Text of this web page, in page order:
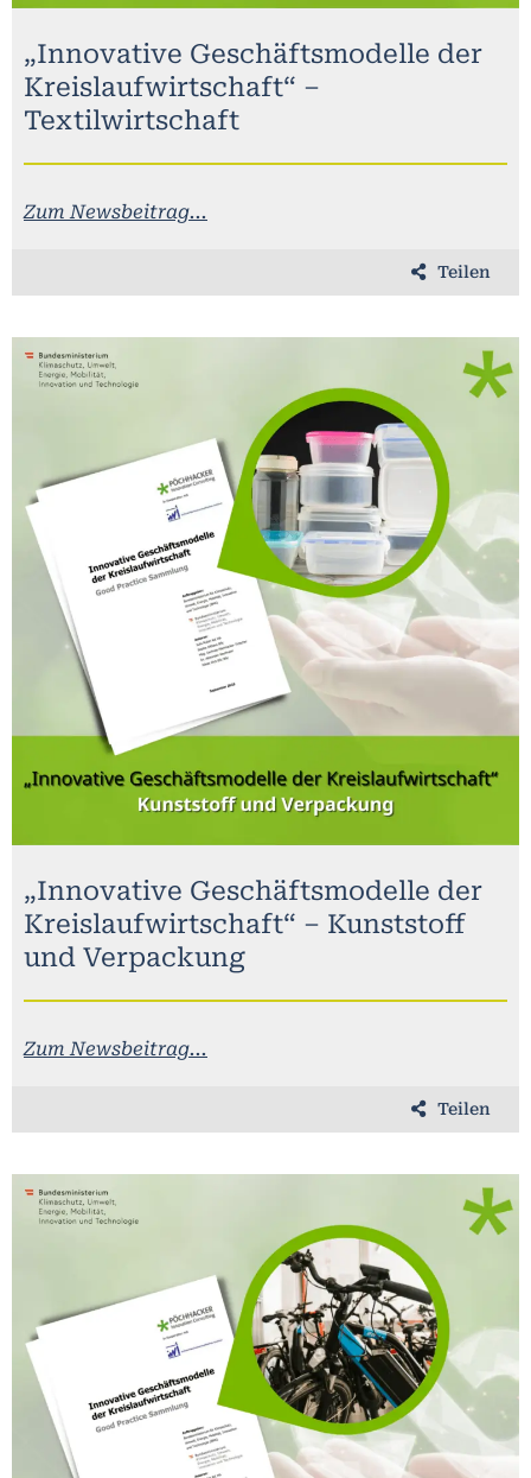
„Innovative Geschäftsmodelle der
Kreislaufwirtschaft“ –
Textilwirtschaft
Zum Newsbeitrag...
Teilen
„Innovative Geschäftsmodelle der
Kreislaufwirtschaft“ – Kunststoff
und Verpackung
Zum Newsbeitrag...
Teilen